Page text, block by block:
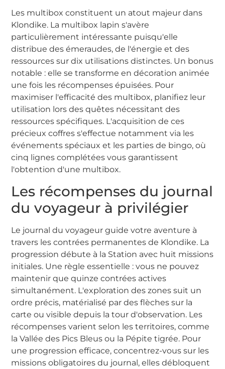
Les multibox constituent un atout majeur dans
Klondike. La multibox lapin s'avère
particulièrement intéressante puisqu'elle
distribue des émeraudes, de l'énergie et des
ressources sur dix utilisations distinctes. Un bonus
notable : elle se transforme en décoration animée
une fois les récompenses épuisées. Pour
maximiser l'efficacité des multibox, planifiez leur
utilisation lors des quêtes nécessitant des
ressources spécifiques. L'acquisition de ces
précieux coffres s'effectue notamment via les
événements spéciaux et les parties de bingo, où
cinq lignes complétées vous garantissent
l'obtention d'une multibox.
Les récompenses du journal
du voyageur à privilégier
Le journal du voyageur guide votre aventure à
travers les contrées permanentes de Klondike. La
progression débute à la Station avec huit missions
initiales. Une règle essentielle : vous ne pouvez
maintenir que quinze contrées actives
simultanément. L'exploration des zones suit un
ordre précis, matérialisé par des flèches sur la
carte ou visible depuis la tour d'observation. Les
récompenses varient selon les territoires, comme
la Vallée des Pics Bleus ou la Pépite tigrée. Pour
une progression efficace, concentrez-vous sur les
missions obligatoires du journal, elles débloquent